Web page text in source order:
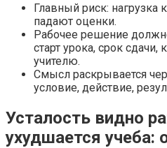
Главный риск: нагрузка
падают оценки.
Рабочее решение
старт урока, срок сдачи,
учителю.
Смысл раскрывается
условие, действие,
Усталость видно
ухудшается учеба: